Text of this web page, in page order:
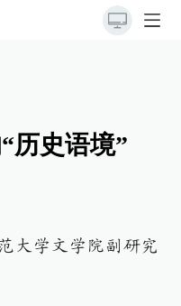
历史语境”
大学文学院副研究